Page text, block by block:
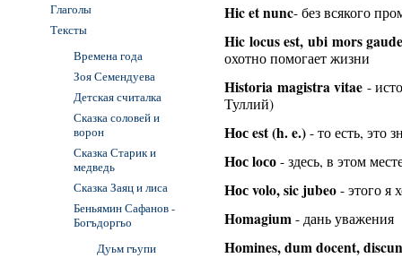
Hic et nunc- без всякого
Hic locus est, ubi mors
охотно помогает жизни
Historia magistra vitae -
Туллий)
Нос est (h. e.) - то есть, это
Нос loсо - здесь, в этом
Нос volo, sic jubeo - этого я
Homagium - дань уважения
Homines, dum docent,
Глаголы
Тексты
Времена года
Зоя Семендуева
Детская считалка
Сказка соловей и
ворон
Сказка Старик и
медведь
Сказка Заяц и лиса
Беньямин Сафанов -
Богъдоргьо
Дуьм гъупи